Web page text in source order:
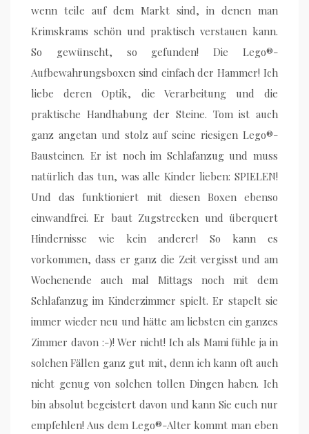
wenn teile auf dem Markt sind, in denen man
Krimskrams schön und praktisch verstauen kann.
So gewünscht, so gefunden! Die Lego®-
Aufbewahrungsboxen sind einfach der Hammer! Ich
liebe deren Optik, die Verarbeitung und die
praktische Handhabung der Steine. Tom ist auch
ganz angetan und stolz auf seine riesigen Lego®-
Bausteinen. Er ist noch im Schlafanzug und muss
natürlich das tun, was alle Kinder lieben: SPIELEN!
Und das funktioniert mit diesen Boxen ebenso
einwandfrei. Er baut Zugstrecken und überquert
Hindernisse wie kein anderer! So kann es
vorkommen, dass er ganz die Zeit vergisst und am
Wochenende auch mal Mittags noch mit dem
Schlafanzug im Kinderzimmer spielt. Er stapelt sie
immer wieder neu und hätte am liebsten ein ganzes
Zimmer davon :-)! Wer nicht! Ich als Mami fühle ja in
solchen Fällen ganz gut mit, denn ich kann oft auch
nicht genug von solchen tollen Dingen haben. Ich
bin absolut begeistert davon und kann Sie euch nur
empfehlen! Aus dem Lego®-Alter kommt man eben